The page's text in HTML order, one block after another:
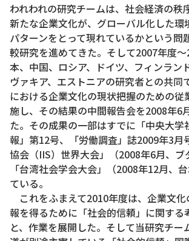
われわれの研究チームは、社会経済の秩
新たな企業文化が、グローバル化した環
パターンをとって現れているかという問
較研究を進めてきた。そして2007年度
本、中国、ロシア、ドイツ、フィンラン
ヴァキア、エストニアの研究者との共同
における企業文化の現状把握のための従
施し、その結果の中間報告会を2008年6
た。その成果の一部はすでに「中央大学
報」第12号、「労働調査」誌2009年3月
協会（IIS）世界大会」（2008年6月、ブ
「台湾社会学会大会」（2008年12月、
ている。
これをふまえて2010年度は、企業文
報を得るために「社会的信頼」に関する
と、作業を展開した。そして当研究チー